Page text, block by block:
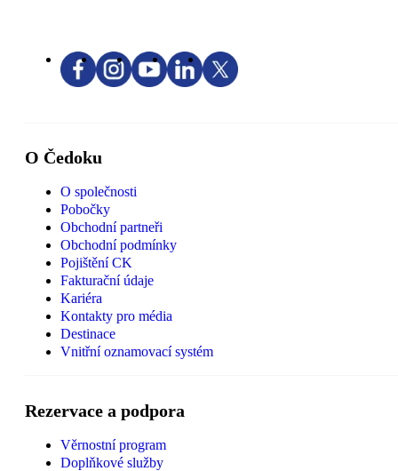
O Čedoku
O společnosti
Pobočky
Obchodní partneři
Obchodní podmínky
Pojištění CK
Fakturační údaje
Kariéra
Kontakty pro média
Destinace
Vnitřní oznamovací systém
Rezervace a podpora
Věrnostní program
Doplňkové služby